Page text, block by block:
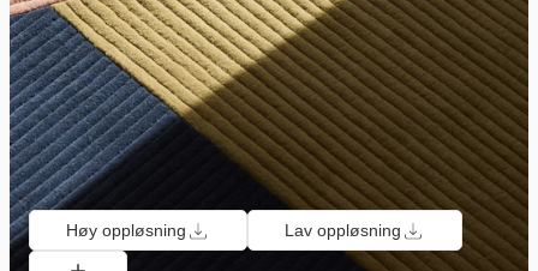
Høy oppløsning Lav oppløsning